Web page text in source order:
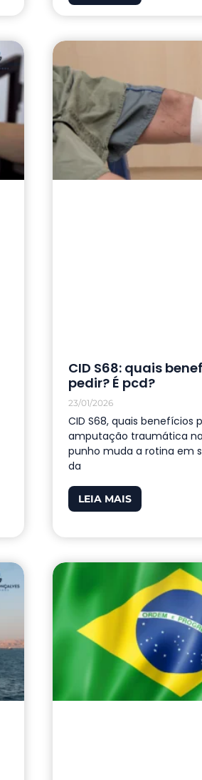
CID S68: quais
pedir? É pcd?
23/01/2026
CID S68, quais benefícios
amputação traumática
punho muda a rotina em
da
LEIA MAIS